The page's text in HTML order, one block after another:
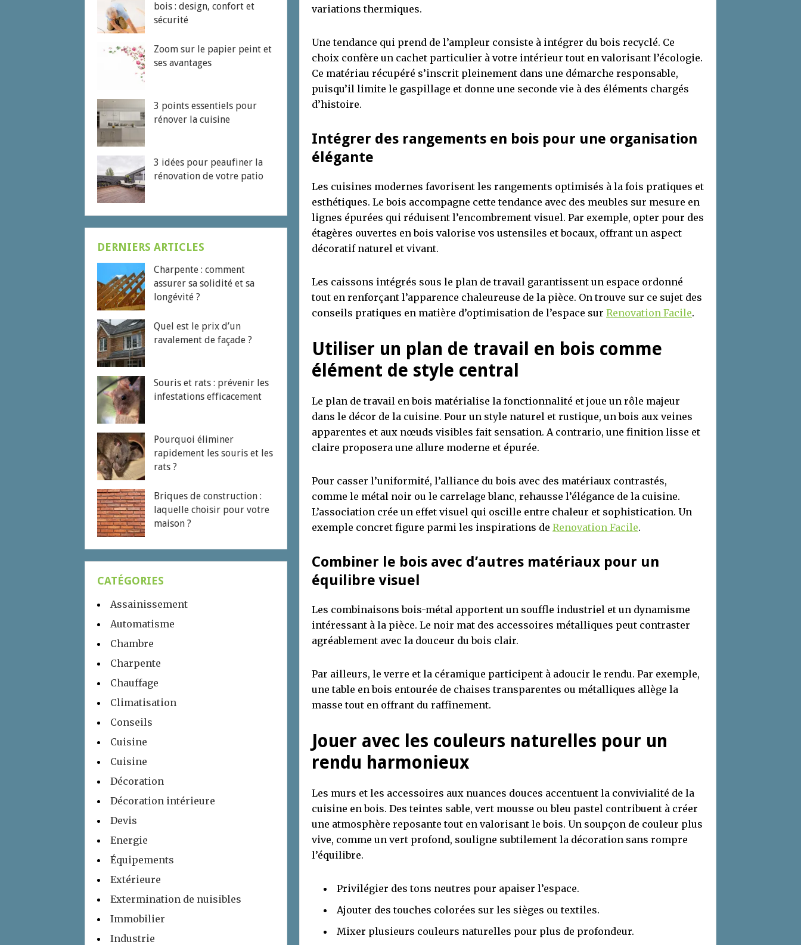
variations thermiques.
Une tendance qui prend de l’ampleur consiste à intégrer du bois recyclé. Ce
choix confère un cachet particulier à votre intérieur tout en valorisant l’écologie.
Ce matériau récupéré s’inscrit pleinement dans une démarche responsable,
puisqu’il limite le gaspillage et donne une seconde vie à des éléments chargés
d’histoire.
Intégrer des rangements en bois pour une organisation
élégante
Les cuisines modernes favorisent les rangements optimisés à la fois pratiques et
esthétiques. Le bois accompagne cette tendance avec des meubles sur mesure en
lignes épurées qui réduisent l’encombrement visuel. Par exemple, opter pour des
étagères ouvertes en bois valorise vos ustensiles et bocaux, offrant un aspect
décoratif naturel et vivant.
Les caissons intégrés sous le plan de travail garantissent un espace ordonné
tout en renforçant l’apparence chaleureuse de la pièce. On trouve sur ce sujet des
conseils pratiques en matière d’optimisation de l’espace sur Renovation Facile.
Utiliser un plan de travail en bois comme
élément de style central
Le plan de travail en bois matérialise la fonctionnalité et joue un rôle majeur
dans le décor de la cuisine. Pour un style naturel et rustique, un bois aux veines
apparentes et aux nœuds visibles fait sensation. A contrario, une finition lisse et
claire proposera une allure moderne et épurée.
Pour casser l’uniformité, l’alliance du bois avec des matériaux contrastés,
comme le métal noir ou le carrelage blanc, rehausse l’élégance de la cuisine.
L’association crée un effet visuel qui oscille entre chaleur et sophistication. Un
exemple concret figure parmi les inspirations de Renovation Facile.
Combiner le bois avec d’autres matériaux pour un
équilibre visuel
Les combinaisons bois-métal apportent un souffle industriel et un dynamisme
intéressant à la pièce. Le noir mat des accessoires métalliques peut contraster
agréablement avec la douceur du bois clair.
Par ailleurs, le verre et la céramique participent à adoucir le rendu. Par exemple,
une table en bois entourée de chaises transparentes ou métalliques allège la
masse tout en offrant du raffinement.
Jouer avec les couleurs naturelles pour un
rendu harmonieux
Les murs et les accessoires aux nuances douces accentuent la convivialité de la
cuisine en bois. Des teintes sable, vert mousse ou bleu pastel contribuent à créer
une atmosphère reposante tout en valorisant le bois. Un soupçon de couleur plus
vive, comme un vert profond, souligne subtilement la décoration sans rompre
l’équilibre.
Privilégier des tons neutres pour apaiser l’espace.
Ajouter des touches colorées sur les sièges ou textiles.
Mixer plusieurs couleurs naturelles pour plus de profondeur.
bois : design, confort et
sécurité
Zoom sur le papier peint et
ses avantages
3 points essentiels pour
rénover la cuisine
3 idées pour peaufiner la
rénovation de votre patio
DERNIERS ARTICLES
Charpente : comment
assurer sa solidité et sa
longévité ?
Quel est le prix d’un
ravalement de façade ?
Souris et rats : prévenir les
infestations efficacement
Pourquoi éliminer
rapidement les souris et les
rats ?
Briques de construction :
laquelle choisir pour votre
maison ?
CATÉGORIES
Assainissement
Automatisme
Chambre
Charpente
Chauffage
Climatisation
Conseils
Cuisine
Cuisine
Décoration
Décoration intérieure
Devis
Energie
Équipements
Extérieure
Extermination de nuisibles
Immobilier
Industrie